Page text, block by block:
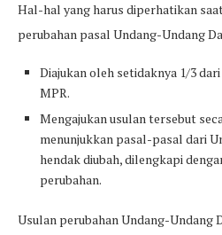
Hal-hal yang harus diperhatikan
perubahan pasal Undang-Undang
Diajukan oleh setidaknya 1/3
MPR.
Mengajukan usulan tersebut
menunjukkan pasal-pasal dari
hendak diubah, dilengkapi
perubahan.
Usulan perubahan Undang-Undang